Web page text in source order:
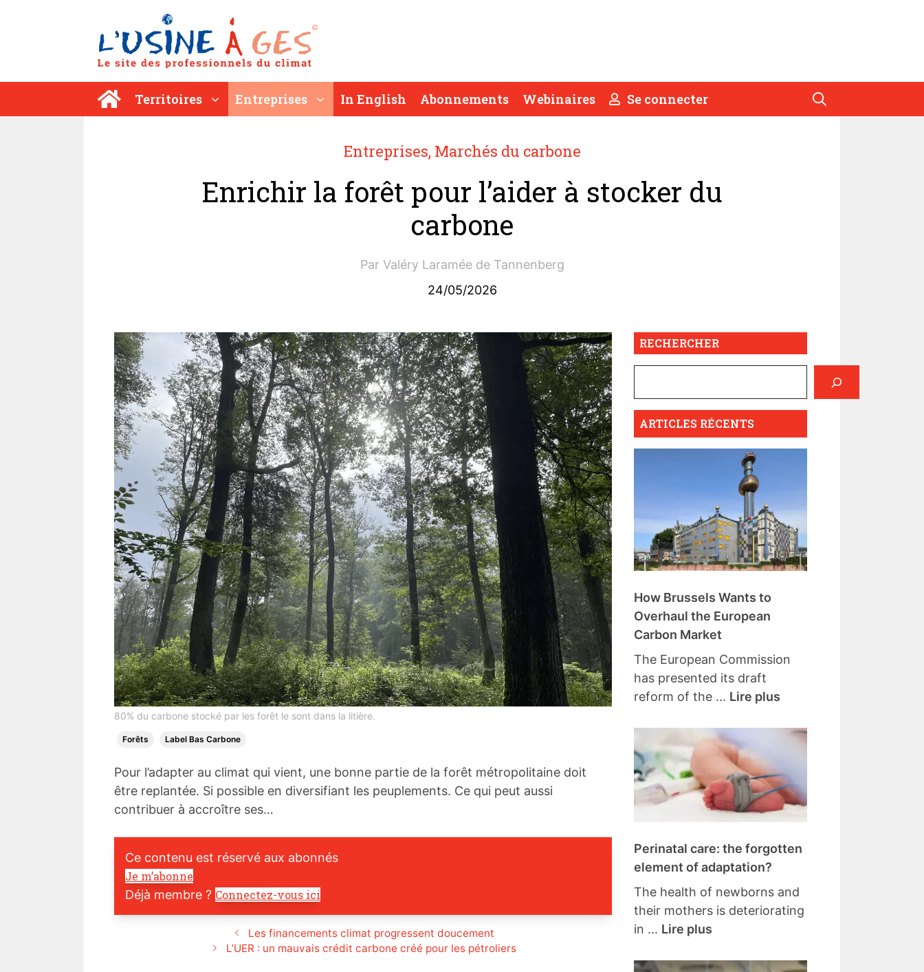
Territoires Entreprises In English Abonnements Webinaires Se connecter
Entreprises, Marchés du carbone
Enrichir la forêt pour l’aider à stocker du
carbone
Par Valéry Laramée de Tannenberg
24/05/2026
80% du carbone stocké par les forêt le sont dans la litière.
Forêts Label Bas Carbone
Pour l’adapter au climat qui vient, une bonne partie de la forêt métropolitaine doit
être replantée. Si possible en diversifiant les peuplements. Ce qui peut aussi
contribuer à accroître ses…
Ce contenu est réservé aux abonnés
Je m’abonne
Déjà membre ? Connectez-vous ici
Les financements climat progressent doucement
L’UER : un mauvais crédit carbone créé pour les pétroliers
RECHERCHER
ARTICLES RÉCENTS
How Brussels Wants to
Overhaul the European
Carbon Market
The European Commission
has presented its draft
reform of the ... Lire plus
Perinatal care: the forgotten
element of adaptation?
The health of newborns and
their mothers is deteriorating
in ... Lire plus